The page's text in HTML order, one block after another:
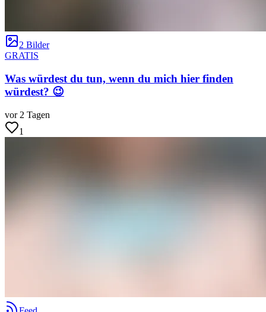
2 Bilder
GRATIS
Was würdest du tun, wenn du mich hier finden
würdest? 😉
vor 2 Tagen
1